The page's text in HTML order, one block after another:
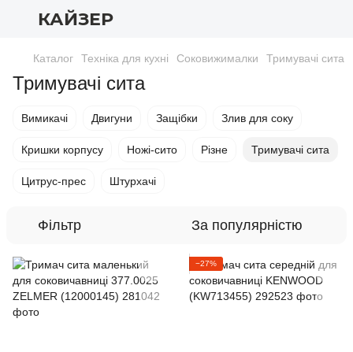
КАЙЗЕР
Каталог Техніка для кухні Соковижималки Тримувачі сита
Тримувачі сита
Вимикачі Двигуни Защібки Злив для соку
Кришки корпусу Ножі-сито Різне Тримувачі сита
Цитрус-прес Штурхачі
Фільтр За популярністю
−27%